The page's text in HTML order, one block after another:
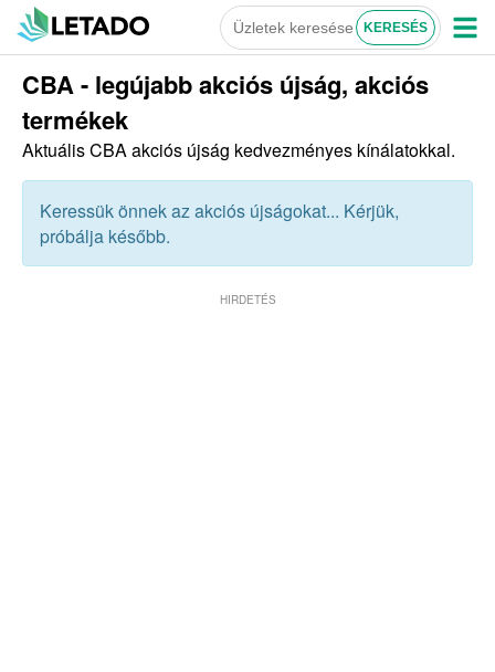
CBA - legújabb akciós újság, akciós
termékek
Aktuális CBA akciós újság kedvezményes kínálatokkal.
Keressük önnek az akciós újságokat... Kérjük,
próbálja később.
HIRDETÉS